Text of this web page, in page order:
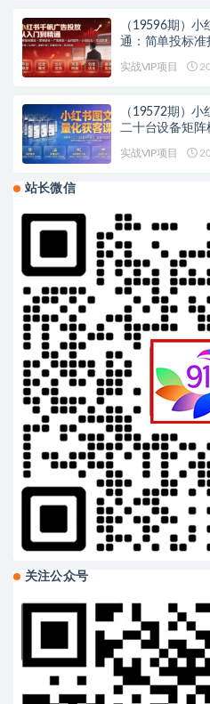
（19596期）
通：简单投标准
实战VIP项目
（19572期）
二十台设备矩阵
实战VIP项目
站长微信
关注公众号